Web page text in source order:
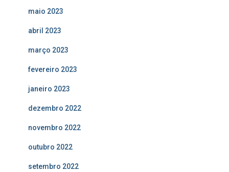
maio 2023
abril 2023
março 2023
fevereiro 2023
janeiro 2023
dezembro 2022
novembro 2022
outubro 2022
setembro 2022